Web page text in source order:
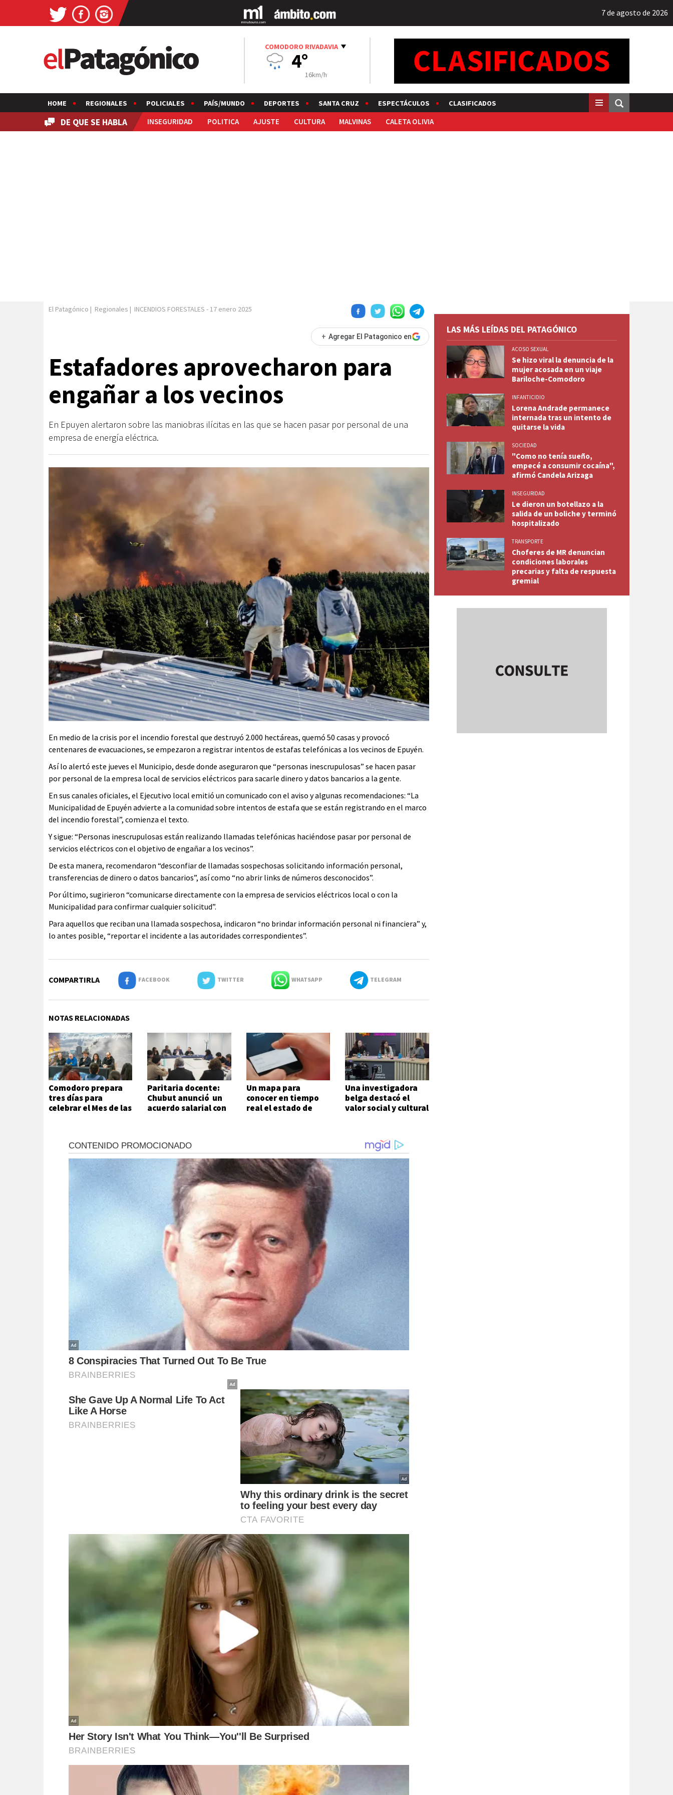
7 de agosto de 2026
COMODORO RIVADAVIA
4°
16km/h
HOME REGIONALES POLICIALES PAÍS/MUNDO DEPORTES SANTA CRUZ ESPECTÁCULOS CLASIFICADOS
DE QUE SE HABLA INSEGURIDAD POLITICA AJUSTE CULTURA MALVINAS CALETA OLIVIA
El Patagónico | Regionales | INCENDIOS FORESTALES - 17 enero 2025
+ Agregar El Patagonico en
Estafadores aprovecharon para
engañar a los vecinos
En Epuyen alertaron sobre las maniobras ilícitas en las que se hacen pasar por personal de una
empresa de energía eléctrica.
En medio de la crisis por el incendio forestal que destruyó 2.000 hectáreas, quemó 50 casas y provocó
centenares de evacuaciones, se empezaron a registrar intentos de estafas telefónicas a los vecinos de Epuyén.
Así lo alertó este jueves el Municipio, desde donde aseguraron que “personas inescrupulosas” se hacen pasar
por personal de la empresa local de servicios eléctricos para sacarle dinero y datos bancarios a la gente.
En sus canales oficiales, el Ejecutivo local emitió un comunicado con el aviso y algunas recomendaciones: “La
Municipalidad de Epuyén advierte a la comunidad sobre intentos de estafa que se están registrando en el marco
del incendio forestal”, comienza el texto.
Y sigue: “Personas inescrupulosas están realizando llamadas telefónicas haciéndose pasar por personal de
servicios eléctricos con el objetivo de engañar a los vecinos”.
De esta manera, recomendaron “desconfiar de llamadas sospechosas solicitando información personal,
transferencias de dinero o datos bancarios”, así como “no abrir links de números desconocidos”.
Por último, sugirieron “comunicarse directamente con la empresa de servicios eléctricos local o con la
Municipalidad para confirmar cualquier solicitud”.
Para aquellos que reciban una llamada sospechosa, indicaron “no brindar información personal ni financiera” y,
lo antes posible, “reportar el incidente a las autoridades correspondientes”.
COMPARTIRLA FACEBOOK TWITTER WHATSAPP TELEGRAM
NOTAS RELACIONADAS
Comodoro prepara
tres días para
celebrar el Mes de las
Paritaria docente:
Chubut anunció un
acuerdo salarial con
Un mapa para
conocer en tiempo
real el estado de
Una investigadora
belga destacó el
valor social y cultural
LAS MÁS LEÍDAS DEL PATAGÓNICO
ACOSO SEXUAL
Se hizo viral la denuncia de la
mujer acosada en un viaje
Bariloche-Comodoro
INFANTICIDIO
Lorena Andrade permanece
internada tras un intento de
quitarse la vida
SOCIEDAD
"Como no tenía sueño,
empecé a consumir cocaína",
afirmó Candela Arizaga
INSEGURIDAD
Le dieron un botellazo a la
salida de un boliche y terminó
hospitalizado
TRANSPORTE
Choferes de MR denuncian
condiciones laborales
precarias y falta de respuesta
gremial